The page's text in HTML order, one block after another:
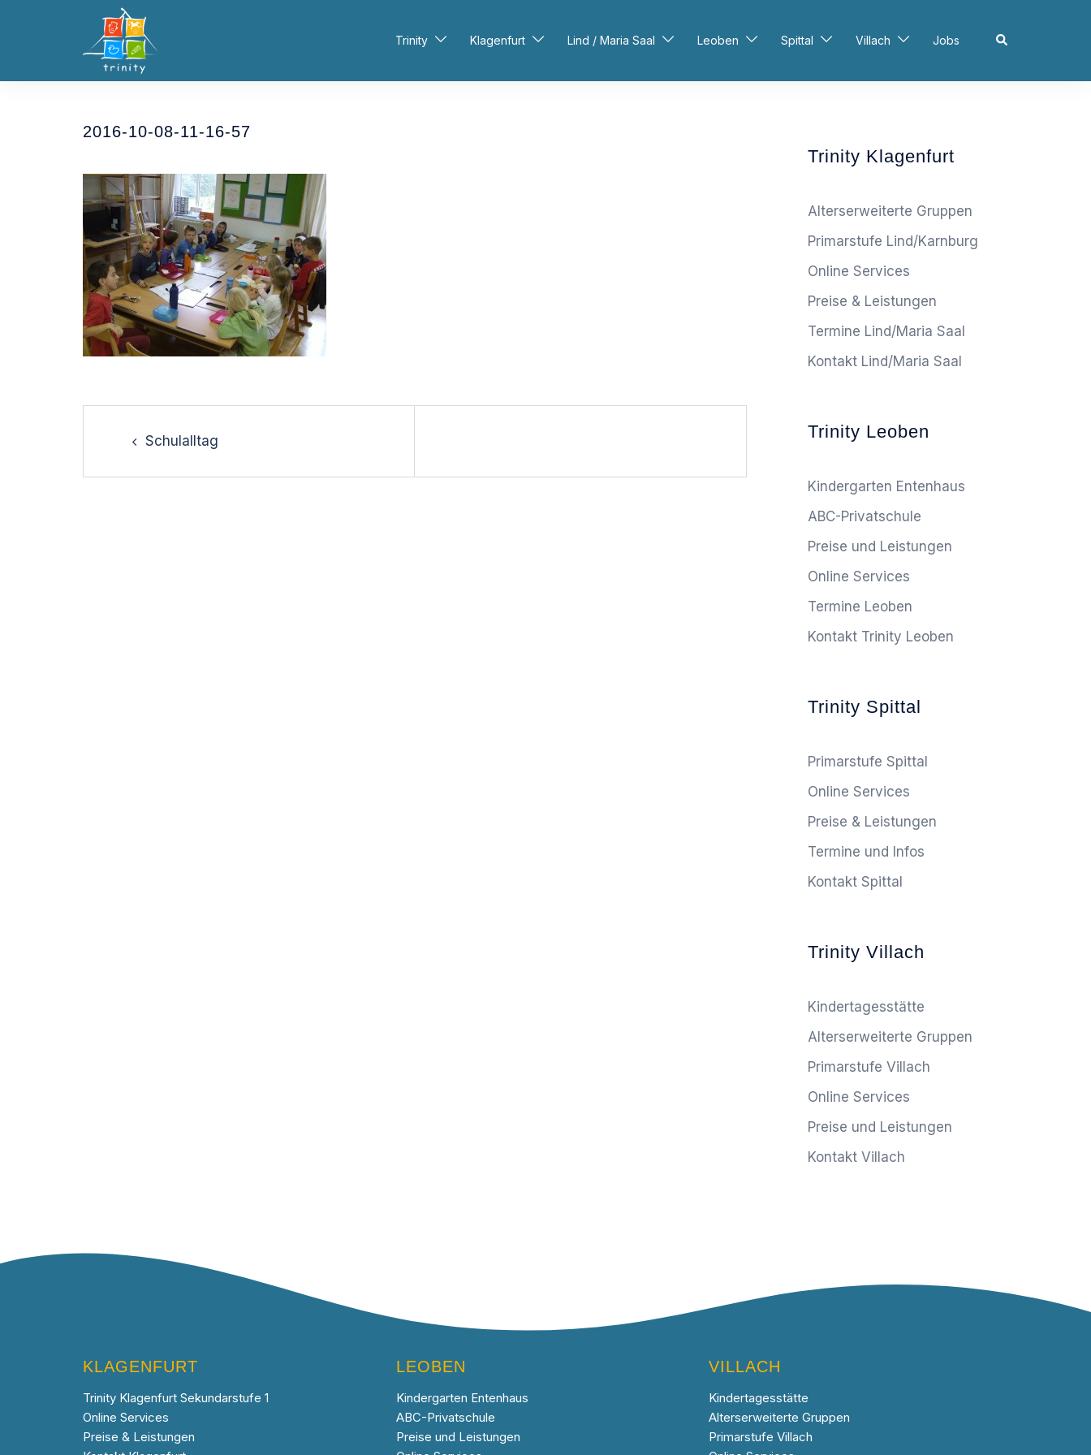
Trinity Klagenfurt Lind / Maria Saal Leoben Spittal Villach Jobs Search
2016-10-08-11-16-57
navigation
Schulalltag
Trinity Klagenfurt
Alterserweiterte Gruppen
Primarstufe Lind/Karnburg
Online Services
Preise & Leistungen
Termine Lind/Maria Saal
Kontakt Lind/Maria Saal
Trinity Leoben
Kindergarten Entenhaus
ABC-Privatschule
Preise und Leistungen
Online Services
Termine Leoben
Kontakt Trinity Leoben
Trinity Spittal
Primarstufe Spittal
Online Services
Preise & Leistungen
Termine und Infos
Kontakt Spittal
Trinity Villach
Kindertagesstätte
Alterserweiterte Gruppen
Primarstufe Villach
Online Services
Preise und Leistungen
Kontakt Villach
KLAGENFURT
Trinity Klagenfurt Sekundarstufe 1
Online Services
Preise & Leistungen
LEOBEN
Kindergarten Entenhaus
ABC-Privatschule
Preise und Leistungen
VILLACH
Kindertagesstätte
Alterserweiterte Gruppen
Primarstufe Villach